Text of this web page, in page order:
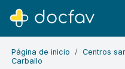
Página de inicio Centros
Carballo